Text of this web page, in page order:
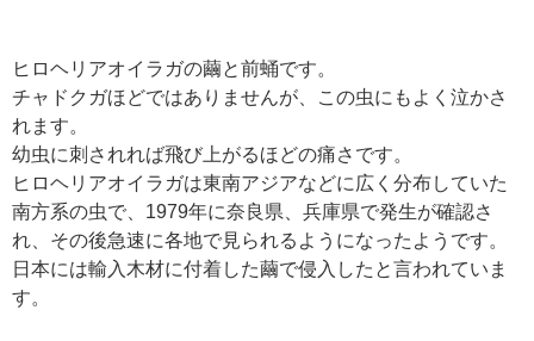
ヒロヘリアオイラガの繭と前蛹です。
チャドクガほどではありませんが、この虫にもよく泣かさ
れます。
幼虫に刺されれば飛び上がるほどの痛さです。
ヒロヘリアオイラガは東南アジアなどに広く分布していた
南方系の虫で、1979年に奈良県、兵庫県で発生が確認さ
れ、その後急速に各地で見られるようになったようです。
日本には輸入木材に付着した繭で侵入したと言われていま
す。